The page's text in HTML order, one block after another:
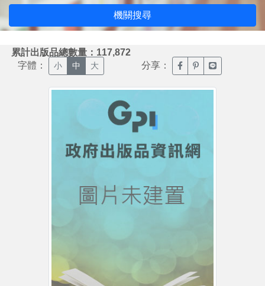
機關搜尋
累計出版品總數量：117,872
字體： 小 中 大 分享： 臉書分享(另開新視窗)
噗浪分享(另開新
Line分享(另